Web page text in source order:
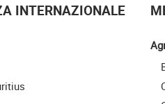
INTERNAZIONALE